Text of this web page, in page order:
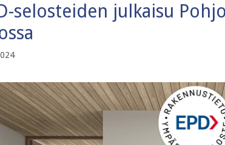
selosteiden julkaisu